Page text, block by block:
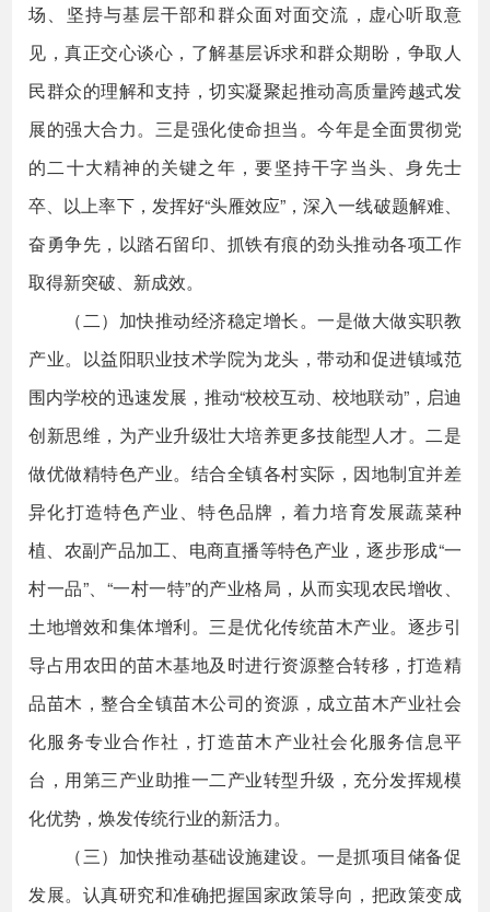
场、坚持与基层干部和群众面对面交流，虚心听取意
见，真正交心谈心，了解基层诉求和群众期盼，争取人
民群众的理解和支持，切实凝聚起推动高质量跨越式发
展的强大合力。三是强化使命担当。今年是全面贯彻党
的二十大精神的关键之年，要坚持干字当头、身先士
卒、以上率下，发挥好“头雁效应”，深入一线破题解难、
奋勇争先，以踏石留印、抓铁有痕的劲头推动各项工作
取得新突破、新成效。
（二）加快推动经济稳定增长。一是做大做实职教
产业。以益阳职业技术学院为龙头，带动和促进镇域范
围内学校的迅速发展，推动“校校互动、校地联动”，启迪
创新思维，为产业升级壮大培养更多技能型人才。二是
做优做精特色产业。结合全镇各村实际，因地制宜并差
异化打造特色产业、特色品牌，着力培育发展蔬菜种
植、农副产品加工、电商直播等特色产业，逐步形成“一
村一品”、“一村一特”的产业格局，从而实现农民增收、
土地增效和集体增利。三是优化传统苗木产业。逐步引
导占用农田的苗木基地及时进行资源整合转移，打造精
品苗木，整合全镇苗木公司的资源，成立苗木产业社会
化服务专业合作社，打造苗木产业社会化服务信息平
台，用第三产业助推一二产业转型升级，充分发挥规模
化优势，焕发传统行业的新活力。
（三）加快推动基础设施建设。一是抓项目储备促
发展。认真研究和准确把握国家政策导向，把政策变成